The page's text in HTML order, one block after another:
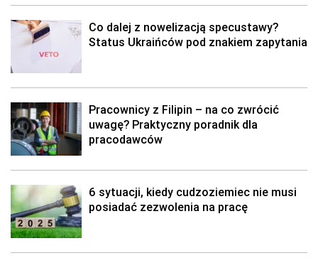
Co dalej z nowelizacją specustawy?
Status Ukraińców pod znakiem zapytania
Pracownicy z Filipin – na co zwrócić
uwagę? Praktyczny poradnik dla
pracodawców
6 sytuacji, kiedy cudzoziemiec nie musi
posiadać zezwolenia na pracę